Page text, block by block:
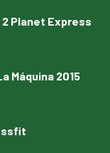
2 Planet Express
Máquina 2015